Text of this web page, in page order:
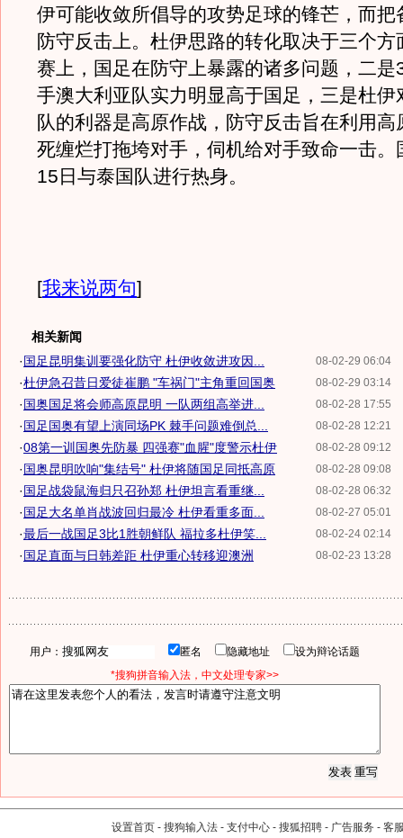
伊可能收敛所倡导的攻势足球的锋芒，而把
防守反击上。杜伊思路的转化取决于三个方
赛上，国足在防守上暴露的诸多问题，二是
手澳大利亚队实力明显高于国足，三是杜伊
队的利器是高原作战，防守反击旨在利用高
死缠烂打拖垮对手，伺机给对手致命一击。
15日与泰国队进行热身。
[我来说两句]
相关新闻
08-02-29 06:04
·国足昆明集训要强化防守 杜伊收敛进攻因...
08-02-29 03:14
·杜伊急召昔日爱徒崔鹏 "车祸门"主角重回国奥
08-02-28 17:55
·国奥国足将会师高原昆明 一队两组高举进...
08-02-28 12:21
·国足国奥有望上演同场PK 棘手问题难倒总...
08-02-28 09:12
·08第一训国奥先防暴 四强赛"血腥"度警示杜伊
08-02-28 09:08
·国奥昆明吹响"集结号" 杜伊将随国足同抵高原
08-02-28 06:32
·国足战袋鼠海归只召孙郑 杜伊坦言看重继...
08-02-27 05:01
·国足大名单肖战波回归最冷 杜伊看重多面...
08-02-24 02:14
·最后一战国足3比1胜朝鲜队 福拉多杜伊笑...
08-02-23 13:28
·国足直面与日韩差距 杜伊重心转移迎澳洲
用户： 匿名 隐藏地址
设为辩论话题
*搜狗拼音输入法，中文处理专家>>
设置首页 - 搜狗输入法 - 支付中心 - 搜狐招聘 - 广告服务 - 客